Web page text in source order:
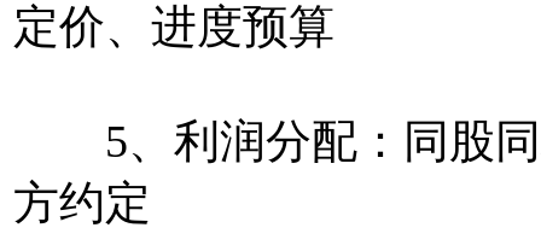
定价、进度预算
5、利润分配：同股同
方约定